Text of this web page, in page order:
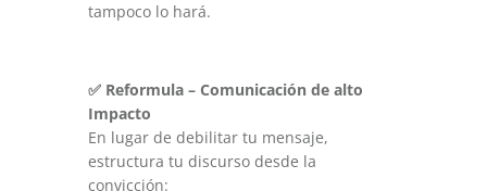
tampoco lo hará.
✅Reformula – Comunicación de alto
Impacto
En lugar de debilitar tu mensaje,
estructura tu discurso desde la
convicción: